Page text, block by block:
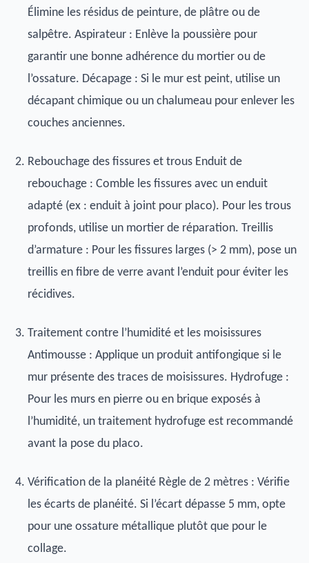
Élimine les résidus de peinture, de plâtre ou de
salpêtre. Aspirateur : Enlève la poussière pour
garantir une bonne adhérence du mortier ou de
l’ossature. Décapage : Si le mur est peint, utilise un
décapant chimique ou un chalumeau pour enlever les
couches anciennes.
Rebouchage des fissures et trous Enduit de
rebouchage : Comble les fissures avec un enduit
adapté (ex : enduit à joint pour placo). Pour les trous
profonds, utilise un mortier de réparation. Treillis
d’armature : Pour les fissures larges (> 2 mm), pose un
treillis en fibre de verre avant l’enduit pour éviter les
récidives.
Traitement contre l’humidité et les moisissures
Antimousse : Applique un produit antifongique si le
mur présente des traces de moisissures. Hydrofuge :
Pour les murs en pierre ou en brique exposés à
l’humidité, un traitement hydrofuge est recommandé
avant la pose du placo.
Vérification de la planéité Règle de 2 mètres : Vérifie
les écarts de planéité. Si l’écart dépasse 5 mm, opte
pour une ossature métallique plutôt que pour le
collage.